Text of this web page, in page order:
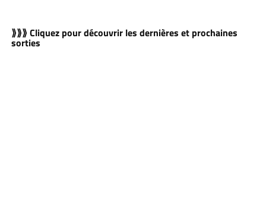
⟫⟫⟫ Cliquez pour découvrir les dernières et prochaines
sorties